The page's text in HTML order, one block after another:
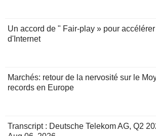
Un accord de " Fair-play » pour
d'Internet
Marchés: retour de la nervosité sur le
records en Europe
Transcript : Deutsche Telekom AG, Q2